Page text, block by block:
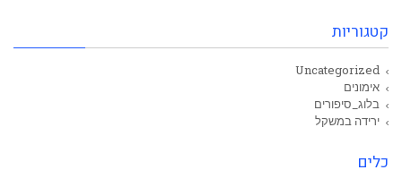
קטגוריות
Uncategorized
אימונים
בלוג_סיפורים
ירידה במשקל
כלים